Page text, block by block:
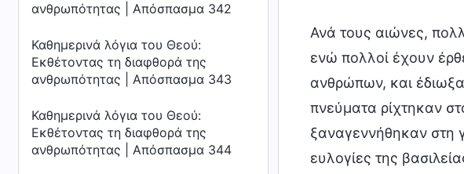
ανθρωπότητας | Απόσπασμα 342
Καθημερινά λόγια του Θεού:
Εκθέτοντας τη διαφθορά της
ανθρωπότητας | Απόσπασμα 343
Καθημερινά λόγια του Θεού:
Εκθέτοντας τη διαφθορά της
ανθρωπότητας | Απόσπασμα 344
Ανά τους αιώνες,
ενώ πολλοί έχουν
ανθρώπων, και
πνεύματα ρίχτηκαν
ξαναγεννήθηκαν στη
ευλογίες της